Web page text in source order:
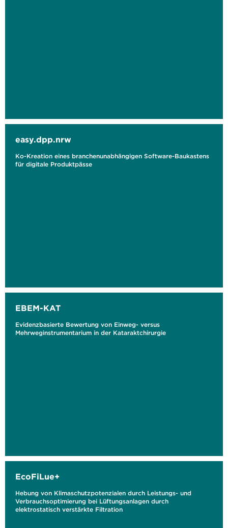
easy.dpp.nrw
Ko-Kreation eines branchenunabhängigen Software-Baukastens
für digitale Produktpässe
EBEM-KAT
Evidenzbasierte Bewertung von Einweg- versus
Mehrweginstrumentarium in der Kataraktchirurgie
EcoFiLue+
Hebung von Klimaschutzpotenzialen durch Leistungs- und
Verbrauchsoptimierung bei Lüftungsanlagen durch
elektrostatisch verstärkte Filtration